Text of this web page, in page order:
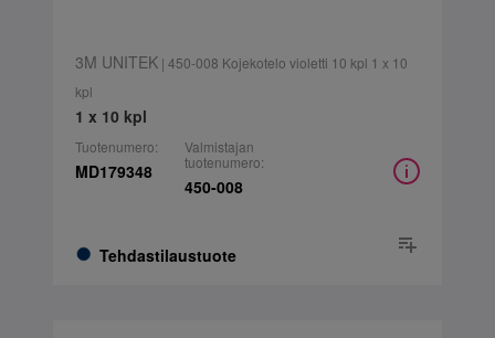
3M UNITEK| 450-008 Kojekotelo violetti 10 kpl 1 x 10
kpl
1 x 10 kpl
Tuotenumero:
MD179348
Tehdastilaustuote
Valmistajan
tuotenumero:
450-008